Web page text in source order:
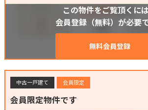
この物件をご覧頂くには
会員登録（無料）が必要で
無料会員登録
中古一戸建て 会員限定
会員限定物件です